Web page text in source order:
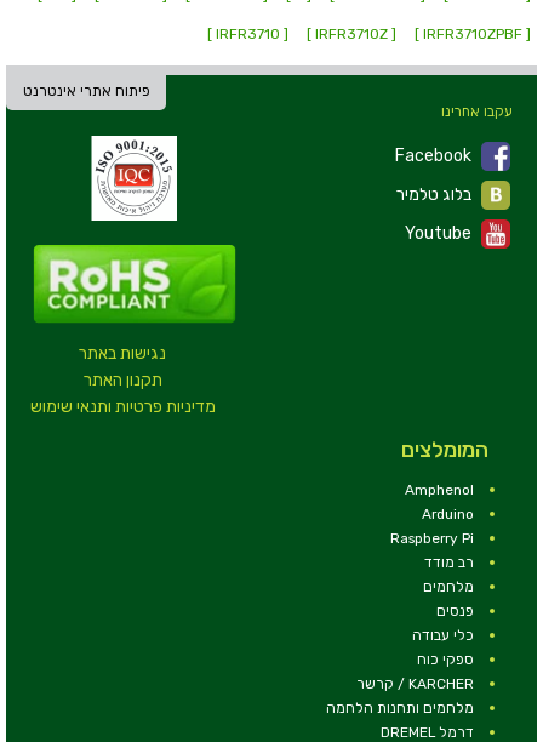
[ IRFR3710ZPBF ]
[ IRFR3710Z ]
[ IRFR3710 ]
פיתוח אתרי אינטרנט
נגישות באתר
תקנון האתר
מדיניות פרטיות ותנאי שימוש
עקבו אחרינו
Facebook
Youtube
המומלצים
Amphenol
Arduino
Raspberry Pi
רב מודד
מלחמים
פנסים
כלי עבודה
ספקי כוח
KARCHER / קרשר
מלחמים ותחנות הלחמה
דרמל DREMEL